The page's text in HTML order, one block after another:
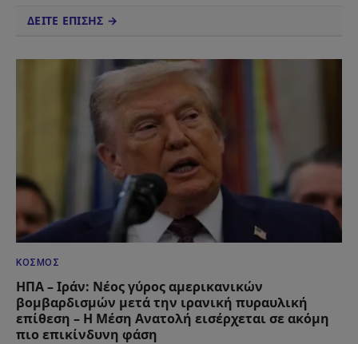
ΔΕΙΤΕ ΕΠΙΣΗΣ →
ΚΌΣΜΟΣ
ΗΠΑ – Ιράν: Νέος γύρος αμερικανικών
βομβαρδισμών μετά την ιρανική πυραυλική
επίθεση – Η Μέση Ανατολή εισέρχεται σε ακόμη
πιο επικίνδυνη φάση